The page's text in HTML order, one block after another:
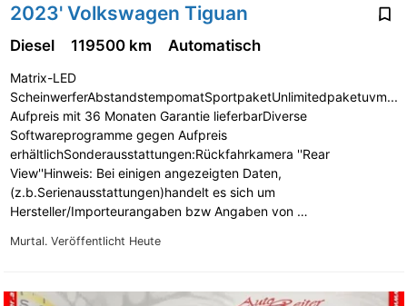
2023' Volkswagen Tiguan
Murtal. Veröffentlicht Heute
Diesel 119500 km Automatisch
Matrix-LED
Aufpreis mit 36 Monaten Garantie lieferbarDiverse
Softwareprogramme gegen Aufpreis
erhältlichSonderausstattungen:Rückfahrkamera ''Rear
View''Hinweis: Bei einigen angezeigten Daten,
(z.b.Serienausstattungen)handelt es sich um
Hersteller/Importeurangaben bzw Angaben von …